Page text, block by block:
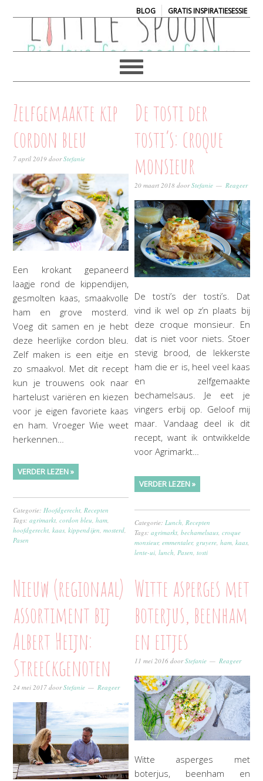
BLOG| GRATIS INSPIRATIESESSIE
Zelfgemaakte kip
cordon bleu
7 april 2019 doorStefanie
Een krokant gepaneerd
laagje rond de kippendijen,
gesmolten kaas, smaakvolle
ham en grove mosterd.
Voeg dit samen en je hebt
deze heerlijke cordon bleu.
Zelf maken is een eitje en
zo smaakvol. Met dit recept
kun je trouwens ook naar
hartelust variëren en kiezen
voor je eigen favoriete kaas
en ham. Vroeger Wie weet
herkennen…
VERDER LEZEN »
Categorie: Hoofdgerecht Recepten
Tags:agrimarkt ,cordon bleu ,ham
hoofdgerecht ,kaas ,kippendijen ,mosterd
Pasen
De tosti der
tosti’s: croque
monsieur
20 maart 2018 doorStefanie Reageer
De tosti’s der tosti’s. Dat
vind ik wel op z’n plaats bij
deze croque monsieur. En
dat is niet voor niets. Stoer
stevig brood, de lekkerste
ham die er is, heel veel kaas
en zelfgemaakte
bechamelsaus. Je eet je
vingers erbij op. Geloof mij
maar. Vandaag deel ik dit
recept, want ik ontwikkelde
voor Agrimarkt…
VERDER LEZEN »
Categorie: Lunch Recepten
Tags:agrimarkt ,bechamelsaus ,croque
monsieur,emmentaler, gruyere ,ham ,kaas
lente-ui ,lunch Pasen ,tosti
Nieuw (regionaal)
assortiment bij
Albert Heijn:
Streeckgenoten
24 mei 2017 doorStefanie Reageer
Witte asperges met
boterjus, beenham
en eitjes
11 mei 2016 doorStefanie Reageer
Witte asperges met
boterjus, beenham en